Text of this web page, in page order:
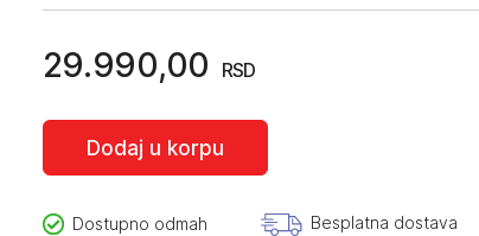
29.990,00 RSD
Dodaj u korpu
Dostupno odmah Besplatna dostava